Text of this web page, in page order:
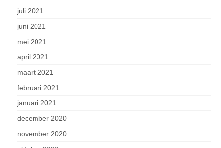
juli 2021
juni 2021
mei 2021
april 2021
maart 2021
februari 2021
januari 2021
december 2020
november 2020